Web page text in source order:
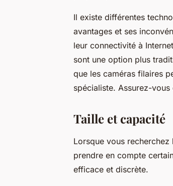
Il existe différentes
avantages et ses
leur connectivité à
sont une option plus
que les caméras filaires
spécialiste. Assurez-
Taille et capacité
Lorsque vous
prendre en compte
efficace et discrète.